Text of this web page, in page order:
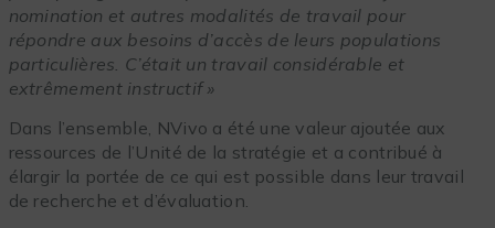
nomination et autres modalités de travail pour
répondre aux besoins d’accès de leurs populations
particulières. C’était un travail considérable et
extrêmement instructif »
Dans l’ensemble, NVivo a été une valeur ajoutée aux
ressources de l’Unité de la stratégie et a contribué à
élargir la portée de ce qui est possible dans leur travail
de recherche et d’évaluation.